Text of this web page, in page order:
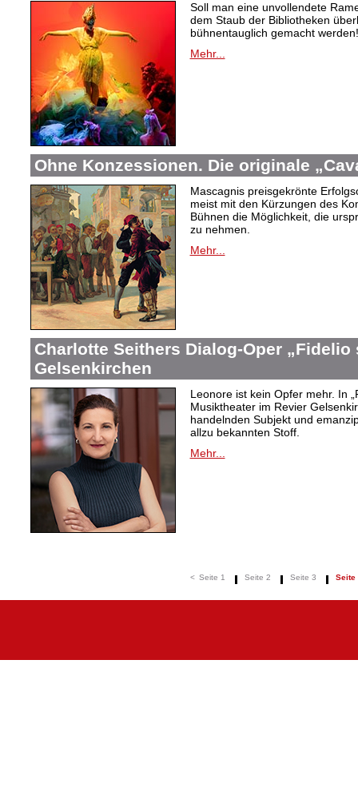
Soll man eine unvollendete
dem Staub der Bibliotheken
bühnentauglich gemacht
Mehr...
Ohne Konzessionen. Die originale
Mascagnis preisgekrönte
meist mit den Kürzungen des
Bühnen die Möglichkeit, die
zu nehmen.
Mehr...
Charlotte Seithers Dialog-Oper „Fidelio
Gelsenkirchen
Leonore ist kein Opfer mehr. In
Musiktheater im Revier
handelnden Subjekt und
allzu bekannten Stoff.
Mehr...
< Seite 1 Seite 2 Seite 3 Seite